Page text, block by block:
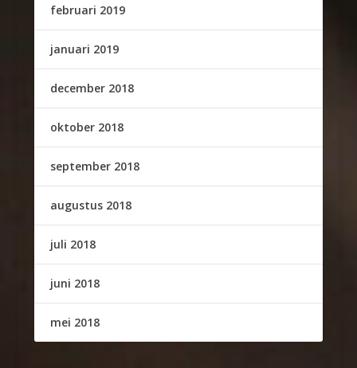
februari 2019
januari 2019
december 2018
oktober 2018
september 2018
augustus 2018
juli 2018
juni 2018
mei 2018